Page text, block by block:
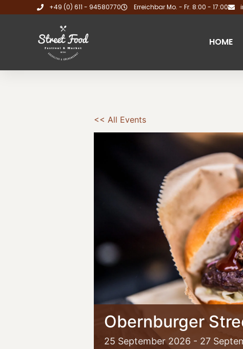
+49 (0) 611 - 94580770 Erreichbar Mo. - Fr. 8:00 - 17:00
HOME
<< All Events
Obernburger
25 September 2026 - 27